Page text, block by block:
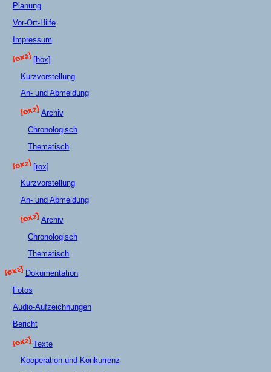
Planung
Vor-Ort-Hilfe
Impressum
[hox]
Kurzvorstellung
An- und Abmeldung
Archiv
Chronologisch
Thematisch
[rox]
Kurzvorstellung
An- und Abmeldung
Archiv
Chronologisch
Thematisch
Dokumentation
Fotos
Audio-Aufzeichnungen
Bericht
Texte
Kooperation und Konkurrenz